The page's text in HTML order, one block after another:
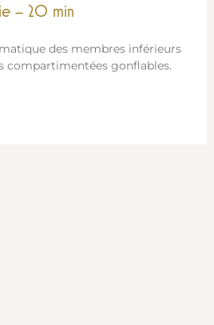
– 20 min
des membres inférieurs
compartimentées gonflables.